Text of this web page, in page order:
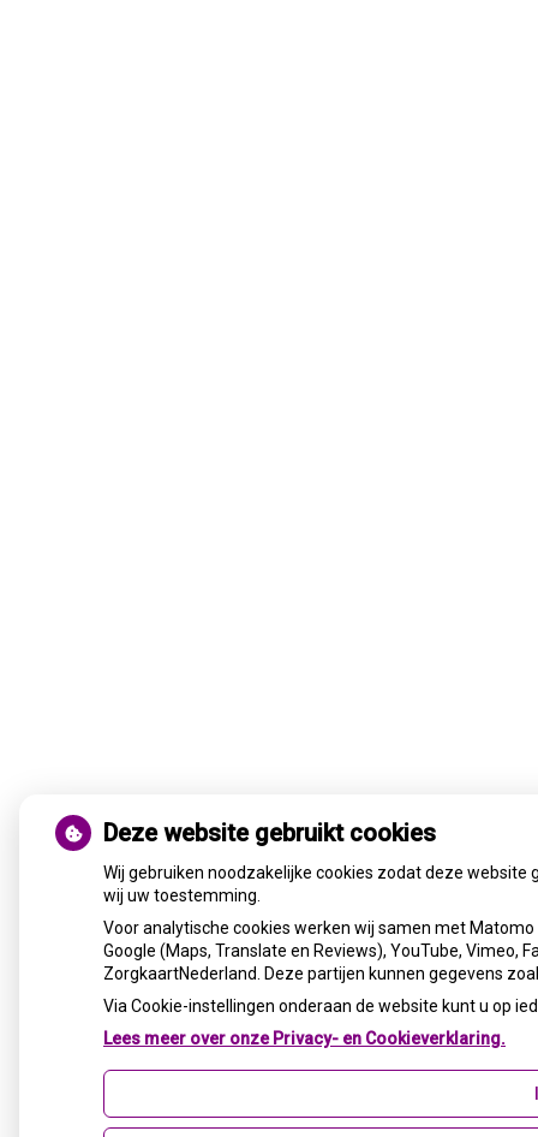
Deze website gebruikt cookies
Wij gebruiken noodzakelijke cookies zodat deze
wij uw toestemming.
Voor analytische cookies werken wij samen met
Google (Maps, Translate en Reviews), YouTube, Vimeo,
ZorgkaartNederland. Deze partijen kunnen gegevens
Via Cookie-instellingen onderaan de website kunt u op
Lees meer over onze Privacy- en Cookieverklaring.